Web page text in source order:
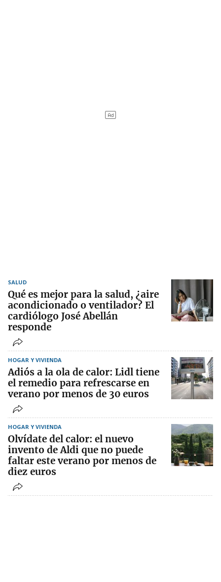
SALUD
Qué es mejor para la salud, ¿aire
acondicionado o ventilador? El
cardiólogo José Abellán
responde
HOGAR Y VIVIENDA
Adiós a la ola de calor: Lidl tiene
el remedio para refrescarse en
verano por menos de 30 euros
HOGAR Y VIVIENDA
Olvídate del calor: el nuevo
invento de Aldi que no puede
faltar este verano por menos de
diez euros